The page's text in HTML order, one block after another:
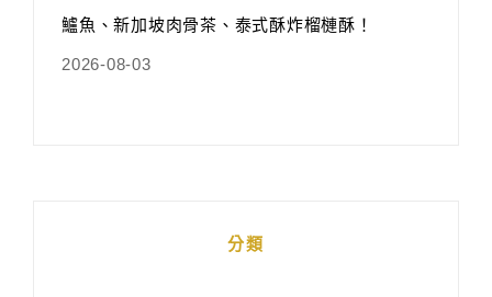
鱸魚、新加坡肉骨茶、泰式酥炸榴槤酥！
2026-08-03
分類